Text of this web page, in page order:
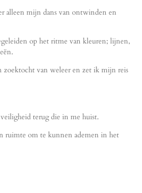
alleen mijn dans van ontwinden en
op het ritme van kleuren; lijnen,
zoektocht van weleer en zet ik mijn reis
terug die in me huist.
ruimte om te kunnen ademen in het